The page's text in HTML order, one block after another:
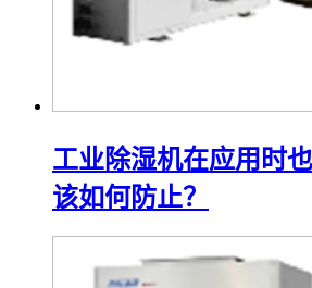
工业除湿机在应用时
该如何防止？